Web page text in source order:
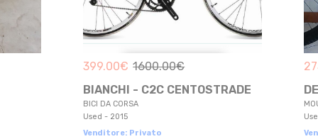
275.00€ 490.00
DECATHLON - ROCKRIDER
MOUNTAIN BIKE
Used - 2021 - Taglia L
Venditore: Privato